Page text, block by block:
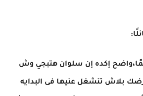
إكده إن سلوان هتبجي وش
بلاش تنشغل عنيها فى البدايه